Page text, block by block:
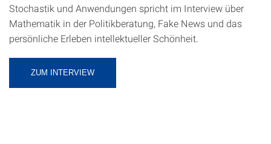
Stochastik und Anwendungen spricht im Interview über
Mathematik in der Politikberatung, Fake News und das
persönliche Erleben intellektueller Schönheit.
ZUM INTERVIEW